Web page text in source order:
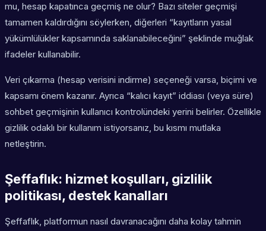
mu, hesap kapatınca geçmiş ne olur? Bazı siteler geçmişi
tamamen kaldırdığını söylerken, diğerleri “kayıtların yasal
yükümlülükler kapsamında saklanabileceğini” şeklinde muğlak
ifadeler kullanabilir.
Veri çıkarma (hesap verisini indirme) seçeneği varsa, biçimi ve
kapsamı önem kazanır. Ayrıca “kalıcı kayıt” iddiası (veya süre)
sohbet geçmişinin kullanıcı kontrolündeki yerini belirler. Özellikle
gizlilik odaklı bir kullanım istiyorsanız, bu kısmı mutlaka
netleştirin.
Şeffaflık: hizmet koşulları, gizlilik
politikası, destek kanalları
Şeffaflık, platformun nasıl davranacağını daha kolay tahmin